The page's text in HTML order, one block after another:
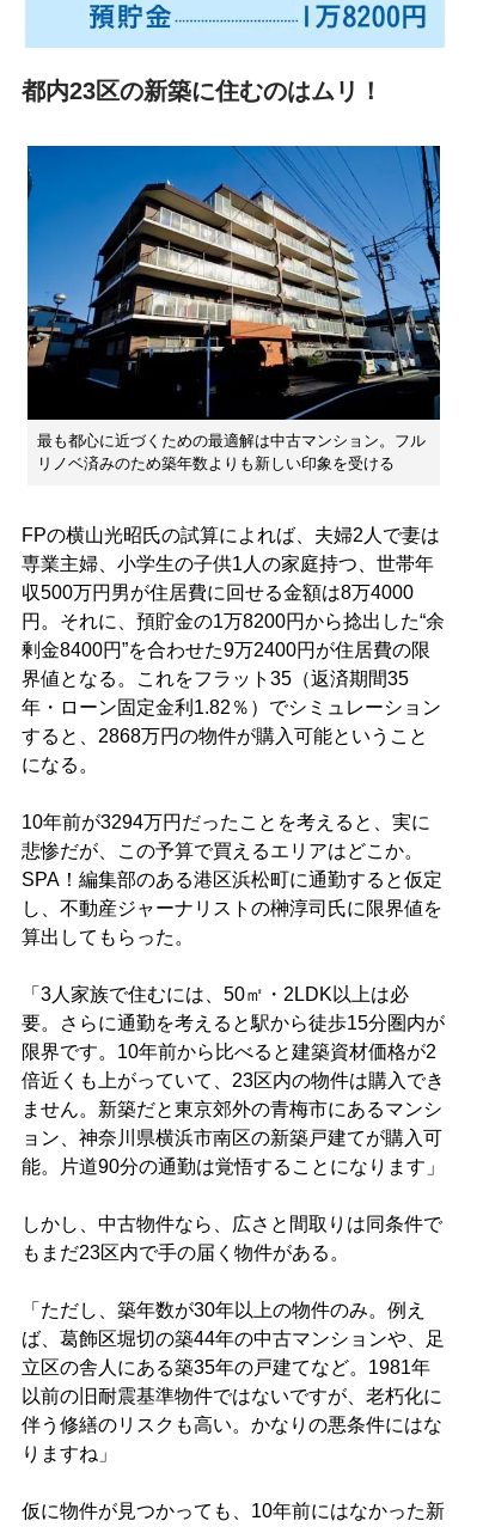
都内23区の新築に住むのはムリ！
最も都心に近づくための最適解は中古マンション。フル
リノベ済みのため築年数よりも新しい印象を受ける
FPの横山光昭氏の試算によれば、夫婦2人で妻は
専業主婦、小学生の子供1人の家庭持つ、世帯年
収500万円男が住居費に回せる金額は8万4000
円。それに、預貯金の1万8200円から捻出した“余
剰金8400円”を合わせた9万2400円が住居費の限
界値となる。これをフラット35（返済期間35
年・ローン固定金利1.82％）でシミュレーション
すると、2868万円の物件が購入可能ということ
になる。
10年前が3294万円だったことを考えると、実に
悲惨だが、この予算で買えるエリアはどこか。
SPA！編集部のある港区浜松町に通勤すると仮定
し、不動産ジャーナリストの榊淳司氏に限界値を
算出してもらった。
「3人家族で住むには、50㎡・2LDK以上は必
要。さらに通勤を考えると駅から徒歩15分圏内が
限界です。10年前から比べると建築資材価格が2
倍近くも上がっていて、23区内の物件は購入でき
ません。新築だと東京郊外の青梅市にあるマンシ
ョン、神奈川県横浜市南区の新築戸建てが購入可
能。片道90分の通勤は覚悟することになります」
しかし、中古物件なら、広さと間取りは同条件で
もまだ23区内で手の届く物件がある。
「ただし、築年数が30年以上の物件のみ。例え
ば、葛飾区堀切の築44年の中古マンションや、足
立区の舎人にある築35年の戸建てなど。1981年
以前の旧耐震基準物件ではないですが、老朽化に
伴う修繕のリスクも高い。かなりの悪条件にはな
りますね」
仮に物件が見つかっても、10年前にはなかった新